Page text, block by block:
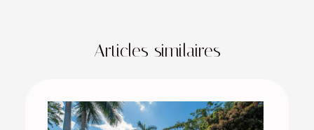
Articles similaires